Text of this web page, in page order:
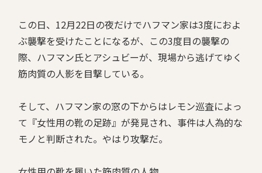
この日、12月22日の夜だけでハフマン家は3度におよ
ぶ襲撃を受けたことになるが、この3度目の襲撃の
際、ハフマン氏とアシュビーが、現場から逃げてゆく
筋肉質の人影を目撃している。
そして、ハフマン家の窓の下からはレモン巡査によっ
て『女性用の靴の足跡』が発見され、事件は人為的な
モノと判断された。やはり攻撃だ。